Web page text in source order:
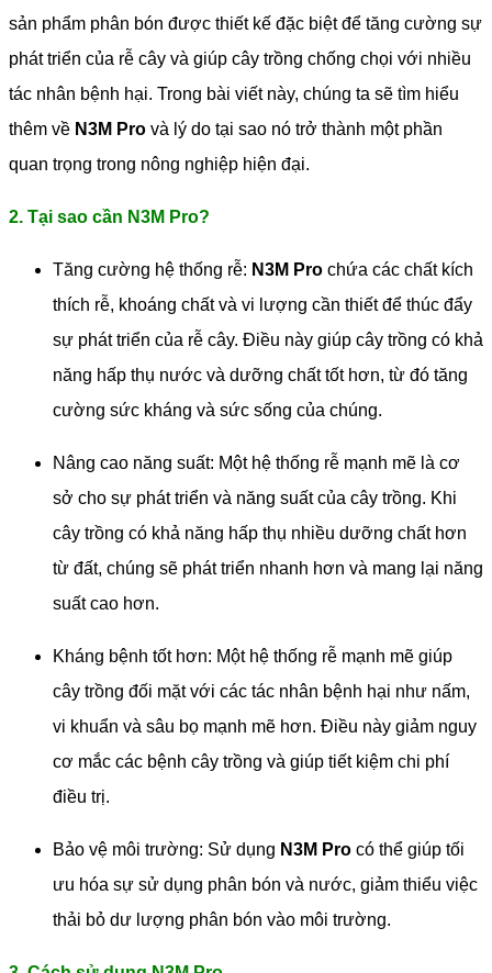
sản phẩm phân bón được thiết kế đặc biệt để tăng cường sự
phát triển của rễ cây và giúp cây trồng chống chọi với nhiều
tác nhân bệnh hại. Trong bài viết này, chúng ta sẽ tìm hiểu
thêm về N3M Pro và lý do tại sao nó trở thành một phần
quan trọng trong nông nghiệp hiện đại.
2. Tại sao cần N3M Pro?
Tăng cường hệ thống rễ: N3M Pro chứa các chất kích
thích rễ, khoáng chất và vi lượng cần thiết để thúc đẩy
sự phát triển của rễ cây. Điều này giúp cây trồng có khả
năng hấp thụ nước và dưỡng chất tốt hơn, từ đó tăng
cường sức kháng và sức sống của chúng.
Nâng cao năng suất: Một hệ thống rễ mạnh mẽ là cơ
sở cho sự phát triển và năng suất của cây trồng. Khi
cây trồng có khả năng hấp thụ nhiều dưỡng chất hơn
từ đất, chúng sẽ phát triển nhanh hơn và mang lại năng
suất cao hơn.
Kháng bệnh tốt hơn: Một hệ thống rễ mạnh mẽ giúp
cây trồng đối mặt với các tác nhân bệnh hại như nấm,
vi khuẩn và sâu bọ mạnh mẽ hơn. Điều này giảm nguy
cơ mắc các bệnh cây trồng và giúp tiết kiệm chi phí
điều trị.
Bảo vệ môi trường: Sử dụng N3M Pro có thể giúp tối
ưu hóa sự sử dụng phân bón và nước, giảm thiểu việc
thải bỏ dư lượng phân bón vào môi trường.